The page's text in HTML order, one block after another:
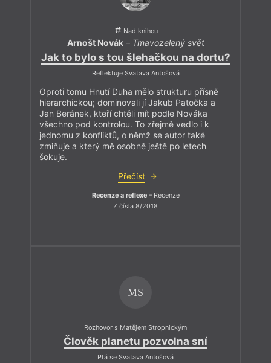
Nad knihou
Arnošt Novák– Tmavozelený svět
Jak to bylo s tou šlehačkou na dortu?
Reflektuje Svatava Antošová
Oproti tomu Hnutí Duha mělo strukturu přísně
hierarchickou; dominovali jí Jakub Patočka a
Jan Beránek, kteří chtěli mít podle Nováka
všechno pod kontrolou. To zřejmě vedlo i k
jednomu z konfliktů, o němž se autor také
zmiňuje a který mě osobně ještě po letech
šokuje.
Přečíst
Recenze a reflexe– Recenze
Z čísla 8/2018
MS
Rozhovor s Matějem Stropnickým
Člověk planetu pozvolna sní
Ptá se Svatava Antošová